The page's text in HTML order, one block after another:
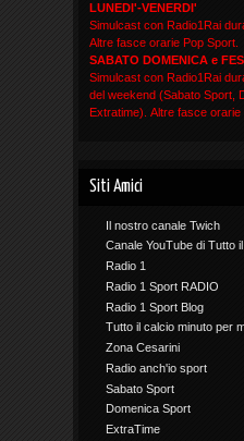
LUNEDI'-VENERDI'
Simulcast con Radio1Rai
Altre fasce orarie Pop Sport.
SABATO DOMENICA e
Simulcast con Radio1Rai
del weekend (Sabato Sport,
Extratime). Altre fasce orarie
Siti Amici
Il nostro canale Twich
Canale YouTube di Tutto
Radio 1
Radio 1 Sport RADIO
Radio 1 Sport Blog
Tutto il calcio minuto per
Zona Cesarini
Radio anch'io sport
Sabato Sport
Domenica Sport
ExtraTime